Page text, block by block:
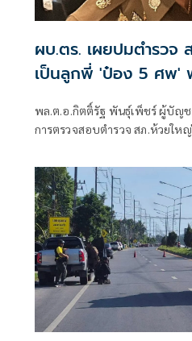
ผบ.ตร. เผยปมตำรวจ
เป็นลูกพี่ 'ป๋อง 5 ศพ'
ตั้งแต่ปี 57
พล.ต.อ.กิตติ์รัฐ พันธุ์เพ็ชร์ ผู้บัญช
การตรวจสอบตำรวจ สภ.ห้วยให
มาระบุว่า นายป๋องเป็นเด็กเดินย